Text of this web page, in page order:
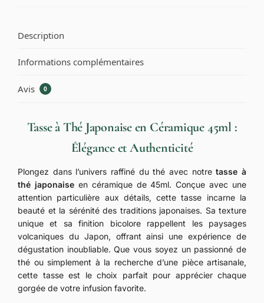
Description
Informations complémentaires
Avis 0
Tasse à Thé Japonaise en Céramique 45ml :
Élégance et Authenticité
Plongez dans l’univers raffiné du thé avec notretasse à
thé japonaiseen céramique de 45ml. Conçue avec une
attention particulière aux détails, cette tasse incarne la
beauté et la sérénité des traditions japonaises. Sa texture
unique et sa finition bicolore rappellent les paysages
volcaniques du Japon, offrant ainsi une expérience de
dégustation inoubliable. Que vous soyez un passionné de
thé ou simplement à la recherche d’une pièce artisanale,
cette tasse est le choix parfait pour apprécier chaque
gorgée de votre infusion favorite.